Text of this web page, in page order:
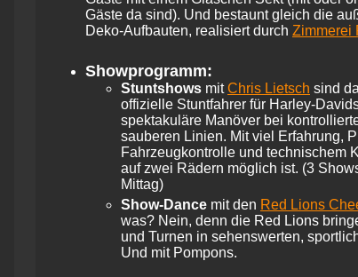
Gäste da sind). Und bestaunt gleich die
Deko-Aufbauten, realisiert durch Zimmerei
Showprogramm:
Stuntshows mitChris Lietsch sind
offizielle Stuntfahrer für Harley-
spektakuläre Manöver bei
sauberen Linien. Mit viel Erfahrung,
Fahrzeugkontrolle und technischem
auf zwei Rädern möglich ist. (3
Mittag)
Show-Dance mit den Red Lions
was? Nein, denn die Red Lions
und Turnen in sehenswerten,
Und mit Pompons.